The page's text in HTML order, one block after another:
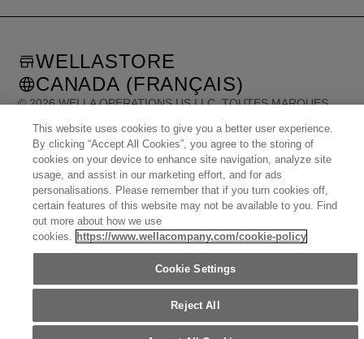
©2026 WELLA OPERATIONS US LLC, TOUTES MARQUES
WELLASTORE
CANADA (FRANÇAIS)
This website uses cookies to give you a better user experience.
By clicking “Accept All Cookies”, you agree to the storing of
cookies on your device to enhance site navigation, analyze site
usage, and assist in our marketing effort, and for ads
personalisations. Please remember that if you turn cookies off,
certain features of this website may not be available to you. Find
out more about how we use
cookies. https://www.wellacompany.com/cookie-policy
Cookie Settings
Reject All